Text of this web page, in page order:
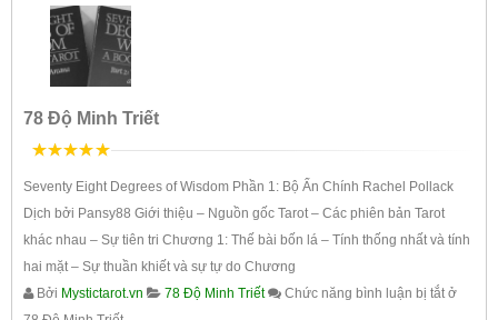
78 Độ Minh Triết
Seventy Eight Degrees of Wisdom Phần 1: Bộ Ẩn Chính Rachel Pollack
Dịch bởi Pansy88 Giới thiệu – Nguồn gốc Tarot – Các phiên bản Tarot
khác nhau – Sự tiên tri Chương 1: Thế bài bốn lá – Tính thống nhất và tính
hai mặt – Sự thuần khiết và sự tự do Chương
Bởi Mystictarot.vn 78 Độ Minh Triết Chức năng bình luận bị tắtở